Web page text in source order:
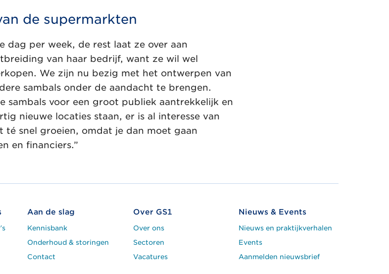
de supermarkten
dag per week, de rest laat ze over aan
van haar bedrijf, want ze wil wel
We zijn nu bezig met het ontwerpen van
sambals onder de aandacht te brengen.
sambals voor een groot publiek aantrekkelijk en
nieuwe locaties staan, er is al interesse van
té snel groeien, omdat je dan moet gaan
en financiers.”
Aan de slag
Kennisbank
Onderhoud & storingen
Contact
Over GS1
Over ons
Sectoren
Vacatures
Nieuws & Events
Nieuws en praktijkverhalen
Events
Aanmelden nieuwsbrief